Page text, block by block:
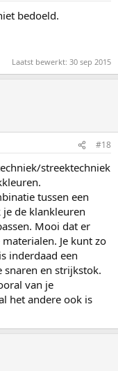
bedoeld.
Laatst bewerkt: 30 sep 2015
#18
streektechniek
tussen een
de klankleuren
Mooi dat er
Je kunt zo
inderdaad een
en strijkstok.
van je
het andere ook is